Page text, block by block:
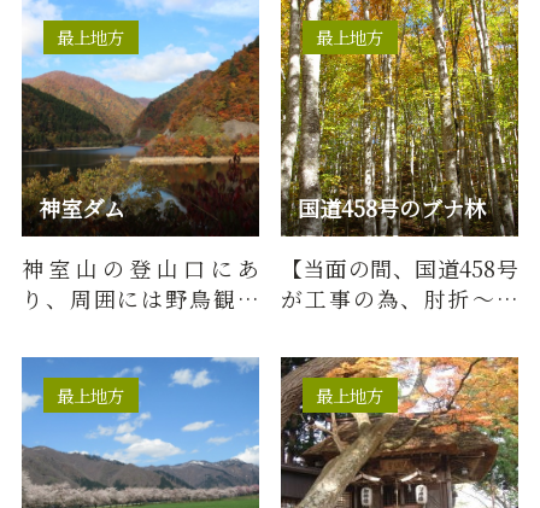
んが、豊…
神室ダム
最上地方
神室山の登山口にあ
り、周囲には野鳥観察
験広場があります。秋の
紅葉は絶…
国道458号のブナ林
最上地方
【当面の間、国道458号
が工事の為、肘折～十
っています】国道458号
を肘折…
最上地方 最上地方